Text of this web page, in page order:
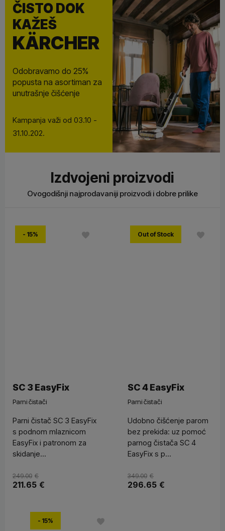
ČISTO DOK
KAŽEŠ
KÄRCHER
Odobravamo do 25%
popusta na asortiman za
unutrašnje čišćenje
Kampanja važi od 03.10 -
31.10.202.
Izdvojeni proizvodi
Ovogodišnji najprodavaniji proizvodi i dobre prilike
- 15%
SC 3 EasyFix
Parni čistači
Parni čistač SC 3 EasyFix
s podnom mlaznicom
EasyFix i patronom za
skidanje...
€
249.00
€
211.65
Out of Stock
SC 4 EasyFix
Parni čistači
Udobno čišćenje parom
bez prekida: uz pomoć
parnog čistača SC 4
EasyFix s p...
€
349.00
€
296.65
- 15%